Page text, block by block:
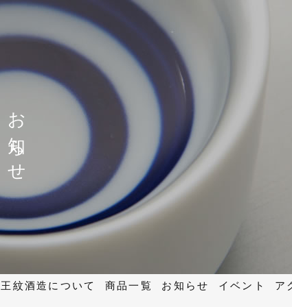
お知らせ
王紋酒造について 商品一覧 お知らせ イベント ア